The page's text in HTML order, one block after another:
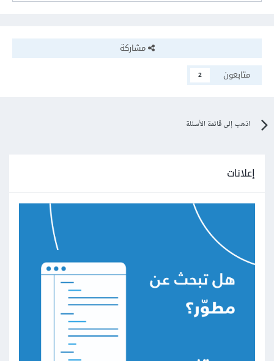
مشاركة
متابعون
2
اذهب إلى قائمة الأسئلة
إعلانات